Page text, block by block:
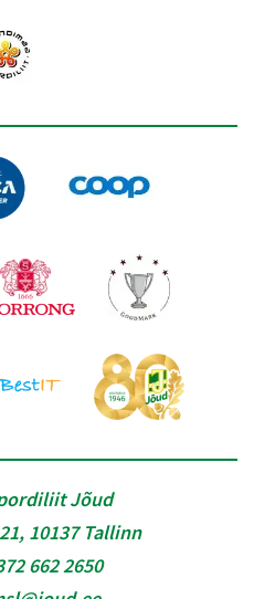
Jõud
10137 Tallinn
662 2650